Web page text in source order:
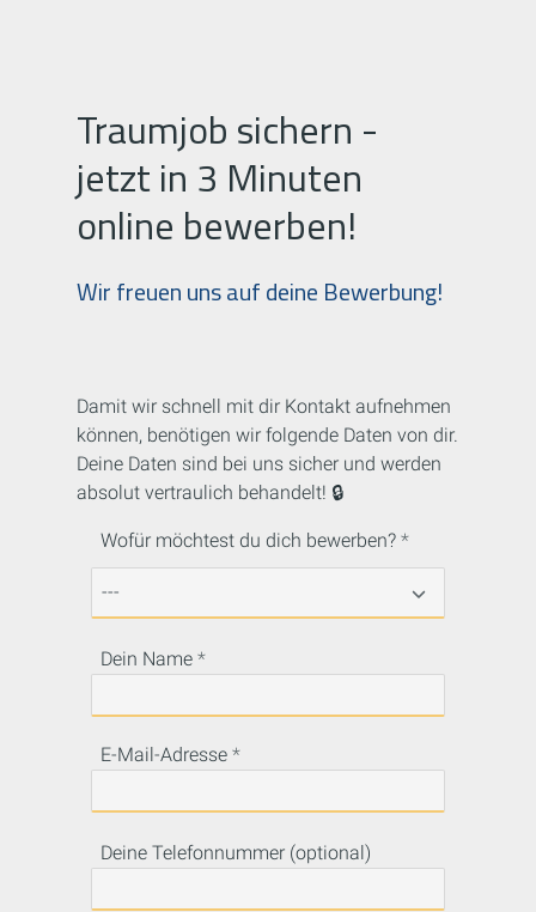
Traumjob sichern -
jetzt in 3 Minuten
online bewerben!
Wir freuen uns auf deine Bewerbung!
Damit wir schnell mit dir Kontakt aufnehmen
können, benötigen wir folgende Daten von dir.
Deine Daten sind bei uns sicher und werden
absolut vertraulich behandelt! 🔒
Wofür möchtest du dich bewerben?
Dein Name
E-Mail-Adresse
Deine Telefonnummer (optional)